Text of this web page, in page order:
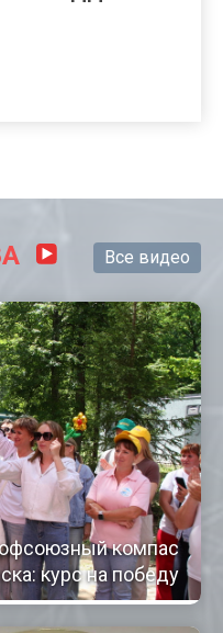
Все видео
компас
курс на победу